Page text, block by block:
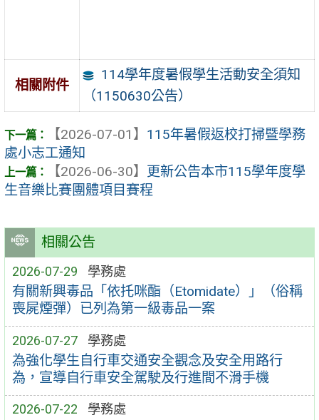
相關公告
2026-07-29 學務處
有關新興毒品「依托咪酯（Etomidate）」（俗稱
喪屍煙彈）已列為第一級毒品一案
2026-07-27 學務處
為強化學生自行車交通安全觀念及安全用路行
為，宣導自行車安全駕駛及行進間不滑手機
2026-07-22 學務處
相關附件
114學年度暑假學生活動安全須知
（1150630公告）
【2026-07-01】 115年暑假返校打掃暨學務
處小志工通知
【2026-06-30】 更新公告本市115學年度學
生音樂比賽團體項目賽程